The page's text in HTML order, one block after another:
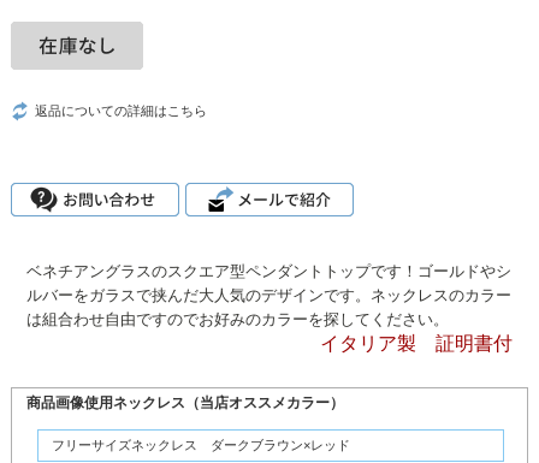
返品についての詳細はこちら
ベネチアングラスのスクエア型ペンダントトップです！ゴールドやシ
ルバーをガラスで挟んだ大人気のデザインです。ネックレスのカラー
は組合わせ自由ですのでお好みのカラーを探してください。
イタリア製 証明書付
商品画像使用ネックレス（当店オススメカラー）
フリーサイズネックレス ダークブラウン×レッド